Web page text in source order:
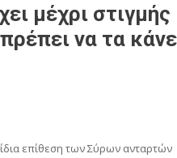
μέχρι στιγμής
να τα
επίθεση των Σύρων ανταρτών